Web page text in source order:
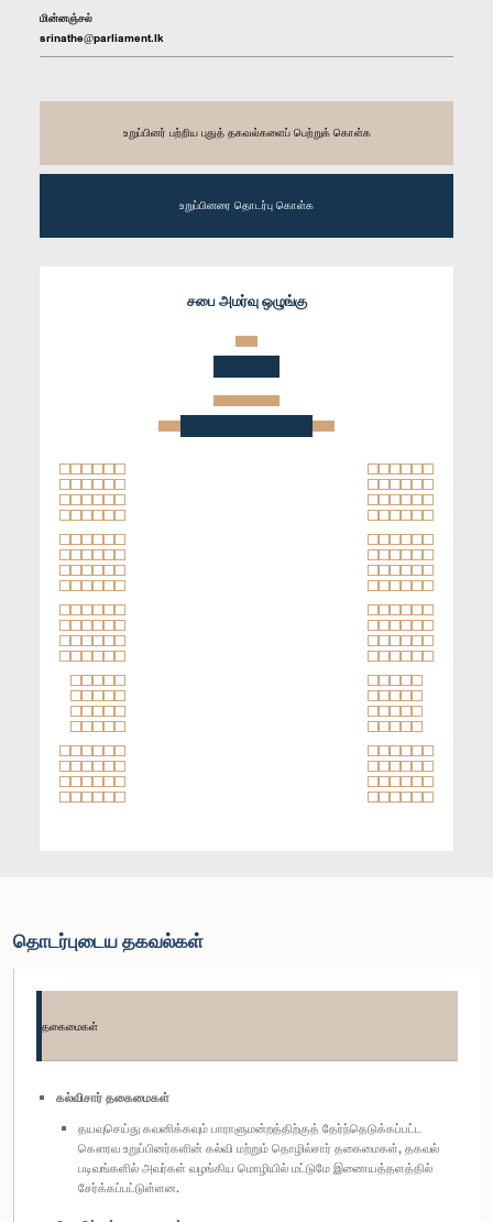
மின்னஞ்சல்
srinathe@parliament.lk
உறுப்பினர் பற்றிய புதுத் தகவல்களைப் பெற்றுக் கொள்க
உறுப்பினரை தொடர்பு கொள்க
சபை அமர்வு ஒழுங்கு
தொடர்புடைய தகவல்கள்
தகைமைகள்
கல்விசார் தகைமைகள்
தயவுசெய்து கவனிக்கவும் பாராளுமன்றத்திற்குத் தேர்ந்தெடுக்கப்பட்ட
கௌரவ உறுப்பினர்களின் கல்வி மற்றும் தொழில்சார் தகைமைகள், தகவல்
படிவங்களில் அவர்கள் வழங்கிய மொழியில் மட்டுமே இணையத்தளத்தில்
சேர்க்கப்பட்டுள்ளன.